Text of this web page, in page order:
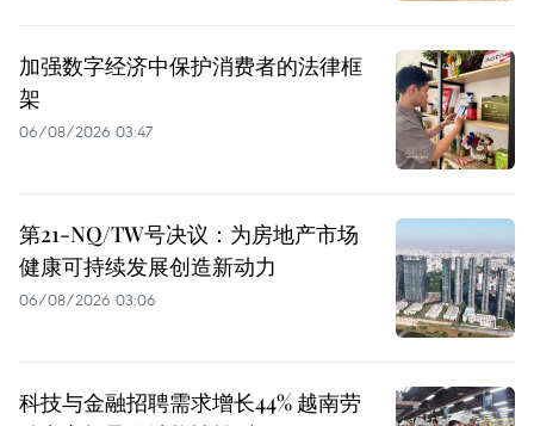
加强数字经济中保护消费者的法律框
架
06/08/2026 03:47
第21-NQ/TW号决议：为房地产市场
健康可持续发展创造新动力
06/08/2026 03:06
科技与金融招聘需求增长44% 越南劳